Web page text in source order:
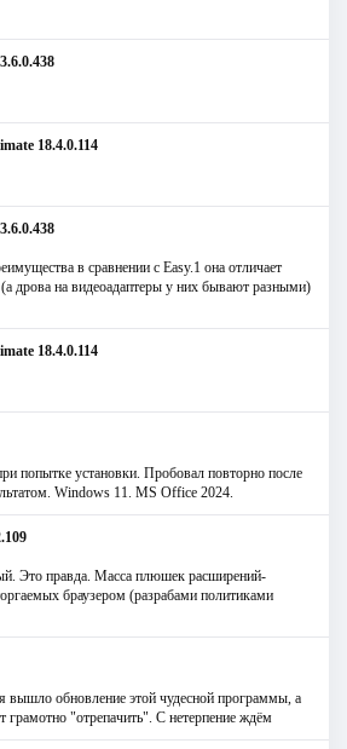
18.4.0.114
в сравнении с Easy.1 она отличает
дрова на видеоадаптеры у них бывают разными)
18.4.0.114
попытке установки. Пробовал повторно после
Windows 11. MS Offiсe 2024.
Это правда. Масса плюшек расширений-
браузером (разрабами политиками
вышло обновление этой чудесной программы, а
грамотно "отрепачить". С нетерпение ждём